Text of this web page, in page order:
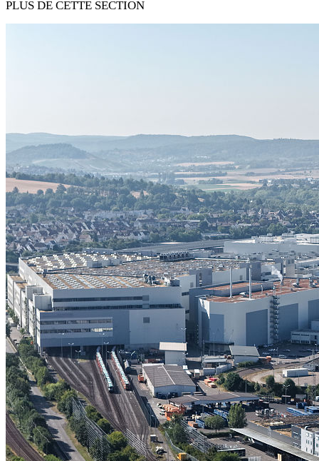
PLUS DE CETTE SECTION